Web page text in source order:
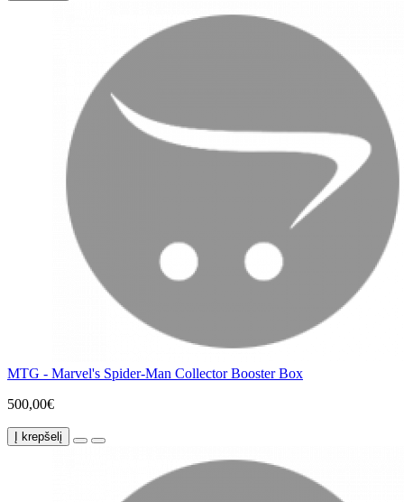
MTG - Marvel's Spider-Man Collector Booster Box
500,00€
Į krepšelį